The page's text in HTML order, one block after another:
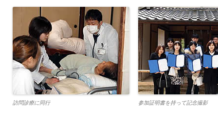
訪問診療に同行 参加証明書を持って記念撮影